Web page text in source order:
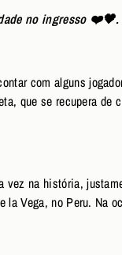
no ingresso ❤️🖤.
com alguns
que se recupera
vez na história,
Vega, no Peru. Na